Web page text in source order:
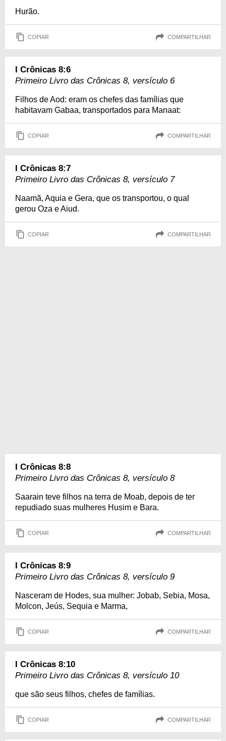
Hurão.
COPIAR COMPARTILHAR
I Crônicas 8:6
Primeiro Livro das Crônicas 8, versículo 6
Filhos de Aod: eram os chefes das famílias que
habitavam Gabaa, transportados para Manaat:
COPIAR COMPARTILHAR
I Crônicas 8:7
Primeiro Livro das Crônicas 8, versículo 7
Naamã, Aquia e Gera, que os transportou, o qual
gerou Oza e Aiud.
COPIAR COMPARTILHAR
I Crônicas 8:8
Primeiro Livro das Crônicas 8, versículo 8
Saarain teve filhos na terra de Moab, depois de ter
repudiado suas mulheres Husim e Bara.
COPIAR COMPARTILHAR
I Crônicas 8:9
Primeiro Livro das Crônicas 8, versículo 9
Nasceram de Hodes, sua mulher: Jobab, Sebia, Mosa,
Molcon, Jeús, Sequia e Marma,
COPIAR COMPARTILHAR
I Crônicas 8:10
Primeiro Livro das Crônicas 8, versículo 10
que são seus filhos, chefes de famílias.
COPIAR COMPARTILHAR